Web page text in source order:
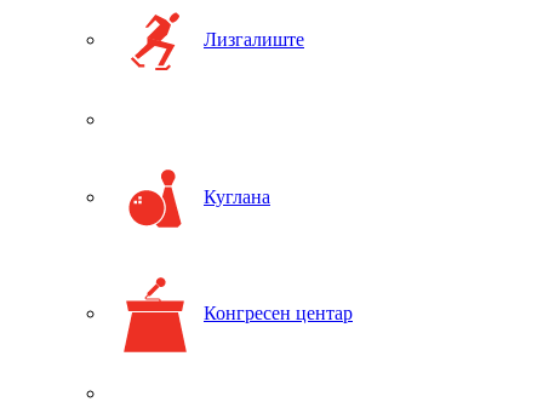
Лизгалиште
Куглана
Конгресен центар